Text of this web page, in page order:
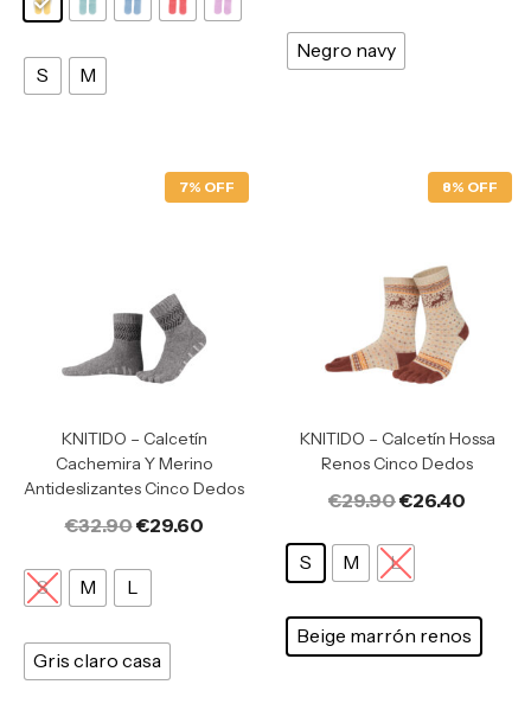
S M
Negro navy
7% OFF
KNITIDO – Calcetín
Cachemira Y Merino
Antideslizantes Cinco Dedos
€32.90€29.60
S M L
Gris claro casa
8% OFF
KNITIDO – Calcetín Hossa
Renos Cinco Dedos
€29.90€26.40
S M L
Beige marrón renos